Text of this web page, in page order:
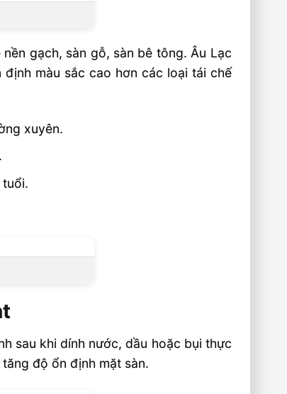
gạch, sàn gỗ, sàn bê tông. Âu Lạc
màu sắc cao hơn các loại tái chế
xuyên.
sau khi dính nước, dầu hoặc bụi thực
độ ổn định mặt sàn.